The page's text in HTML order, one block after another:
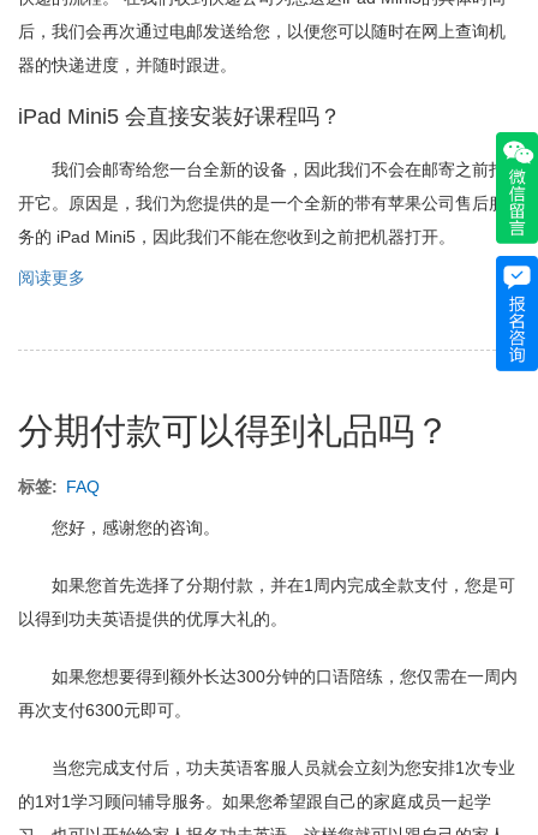
后，我们会再次通过电邮发送给您，以便您可以随时在网上查询机
器的快递进度，并随时跟进。
iPad Mini5 会直接安装好课程吗？
我们会邮寄给您一台全新的设备，因此我们不会在邮寄之前打
开它。原因是，我们为您提供的是一个全新的带有苹果公司售后服
务的 iPad Mini5，因此我们不能在您收到之前把机器打开。
阅读更多
何
iPad
Mini5？
分期付款可以得到礼品吗？
标签 FAQ
您好，感谢您的咨询。
如果您首先选择了分期付款，并在1周内完成全款支付，您是可
以得到功夫英语提供的优厚大礼的。
如果您想要得到额外长达300分钟的口语陪练，您仅需在一周内
再次支付6300元即可。
当您完成支付后，功夫英语客服人员就会立刻为您安排1次专业
的1对1学习顾问辅导服务。如果您希望跟自己的家庭成员一起学